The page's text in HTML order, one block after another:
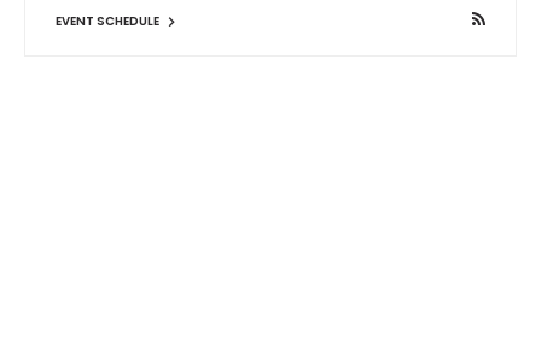
EVENT SCHEDULE